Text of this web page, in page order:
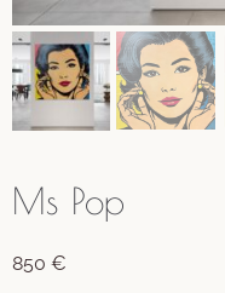
Ms Pop
850 €